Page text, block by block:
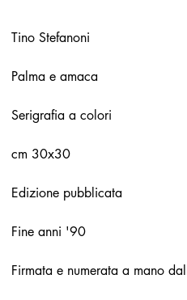
Tino Stefanoni
Palma e amaca
Serigrafia a colori
cm 30x30
Edizione pubblicata
Fine anni '90
Firmata e numerata a mano